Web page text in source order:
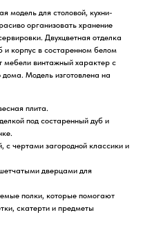
модель для столовой, кухни-
организовать хранение
Двухцветная отделка
и корпус в состаренном белом
мебели винтажный характер с
Модель изготовлена на
плита.
под состаренный дуб и
чертами загородной классики и
дверцами для
полки, которые помогают
скатерти и предметы